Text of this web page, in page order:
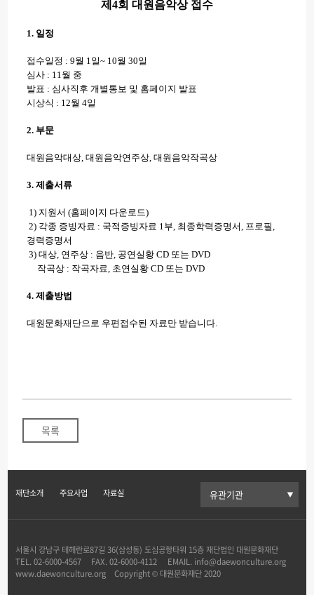
제4회 대원음악상 접수
1. 일정
접수일정 : 9월 1일~ 10월 30일
심사 : 11월 중
발표 : 심사직후 개별통보 및 홈페이지 발표
시상식 : 12월 4일
2. 부문
대원음악대상, 대원음악연주상, 대원음악작곡상
3. 제출서류
1) 지원서 (홈페이지 다운로드)
2) 각종 증빙자료 : 국적증빙자료 1부, 최종학력증명서, 프로필,
경력증명서
3) 대상, 연주상 : 음반, 공연실황 CD 또는 DVD
작곡상 : 작곡자료, 초연실황 CD 또는 DVD
4. 제출방법
대원문화재단으로 우편접수된 자료만 받습니다.
목록
재단소개 주요사업 자료실
서울시 강남구 테헤란로87길 36(삼성동) 도심공항타워 15층 재단법인 대원문화재단
TEL. 02-6000-4567 FAX. 02-6000-4112 EMAIL. info@daewonculture.org
www.daewonculture.org Copyright © 대원문화재단 2020